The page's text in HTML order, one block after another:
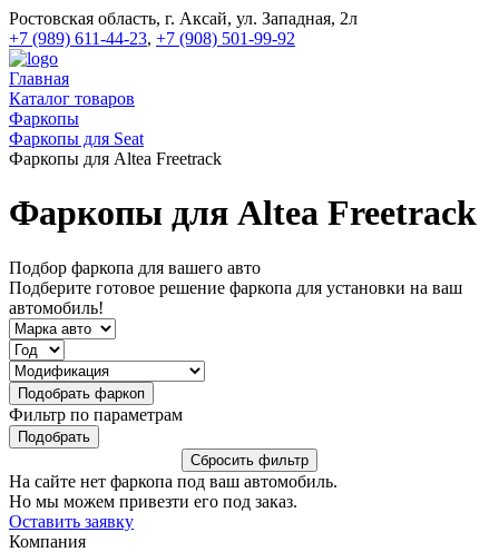
Ростовская область, г. Аксай, ул. Западная, 2л
+7 (989) 611-44-23, +7 (908) 501-99-92
Главная
Каталог товаров
Фаркопы
Фаркопы для Seat
Фаркопы для Altea Freetrack
Фаркопы для Altea Freetrack
Подбор фаркопа для вашего авто
Подберите готовое решение фаркопа для установки на ваш
автомобиль!
Фильтр по параметрам
На сайте нет фаркопа под ваш автомобиль.
Но мы можем привезти его под заказ.
Оставить заявку
Компания